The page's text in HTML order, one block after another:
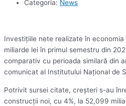
Categoria: News
Investiţiile nete realizate în
miliarde lei în primul semestru din
comparativ cu perioada similară din
comunicat al Institutului Naţional de
Potrivit sursei citate, creşteri s-au
construcţii noi, cu 4%, la 52,099